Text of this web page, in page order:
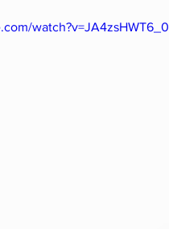
watch?v=JA4zsHWT6_0